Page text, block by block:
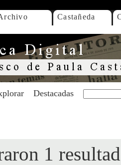
Castañeda
Destacadas
1